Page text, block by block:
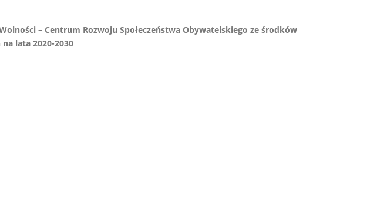
– Centrum Rozwoju Społeczeństwa Obywatelskiego ze środków
lata 2020-2030